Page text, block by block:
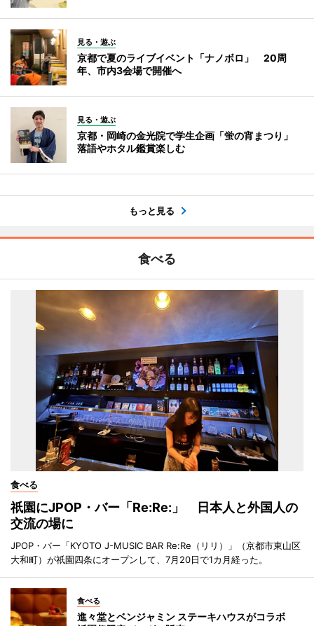
見る・遊ぶ
京都で夏のライブイベント「ナノボロ」 20周
年、市内3会場で開催へ
見る・遊ぶ
京都・岡崎の金光院で学生企画「蛍の宵まつり」
落語やホタル鑑賞楽しむ
もっと見る
食べる
食べる
祇園にJPOP・バー「Re:Re:」 日本人と外国人の
交流の場に
JPOP・バー「KYOTO J-MUSIC BAR Re:Re（リリ）」（京都市東山区
大和町）が祇園四条にオープンして、7月20日で1カ月経った。
食べる
進々堂とベンジャミン ステーキハウスがコラボ